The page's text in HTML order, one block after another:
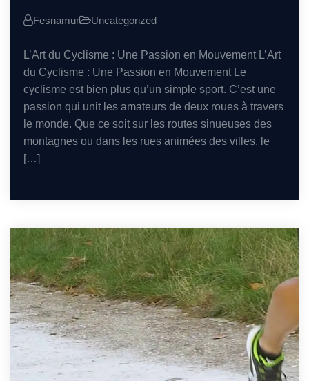
Fesnamur Uncategorized
L’Art du Cyclisme : Une Passion en Mouvement L’Art
du Cyclisme : Une Passion en Mouvement Le
cyclisme est bien plus qu’un simple sport. C’est une
passion qui unit les amateurs de deux roues à travers
le monde. Que ce soit sur les routes sinueuses des
montagnes ou dans les rues animées des villes, le
[…]